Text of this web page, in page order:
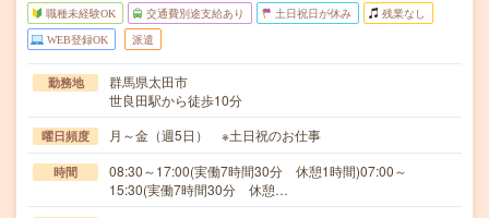
職種未経験OK 交通費別途支給あり 土日祝日が休み 残業なし
WEB登録OK 派遣
勤務地
群馬県太田市
世良田駅から徒歩10分
曜日頻度 月～金（週5日） ※土日祝のお仕事
時間
08:30～17:00(実働7時間30分 休憩1時間)07:00～
15:30(実働7時間30分 休憩…